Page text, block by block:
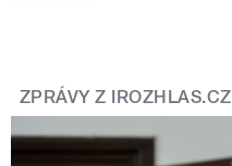
ZPRÁVY Z IROZHLAS.CZ